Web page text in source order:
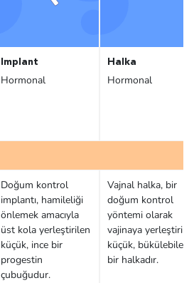
Implant
Hormonal
Doğum kontrol
implantı, hamileliği
önlemek amacıyla
üst kola yerleştirilen
küçük, ince bir
progestin
çubuğudur.
Halka
Hormonal
Vajnal halka, bir
doğum kontrol
yöntemi olarak
vajinaya
küçük, bükülebilen
bir halkadır.